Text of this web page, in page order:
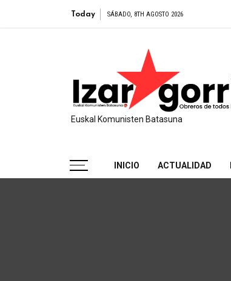
Today SÁBADO, 8TH AGOSTO 2026
Euskal Komunisten Batasuna
INICIO ACTUALIDAD